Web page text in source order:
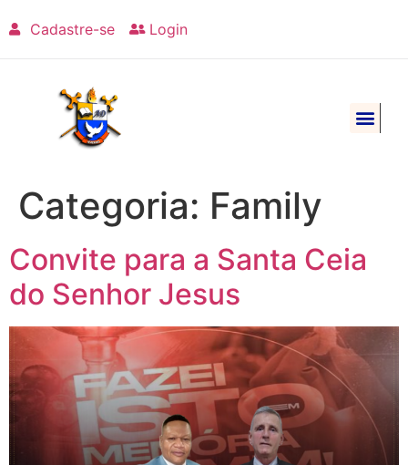
Cadastre-se Login
Categoria: Family
Convite para a Santa Ceia
do Senhor Jesus